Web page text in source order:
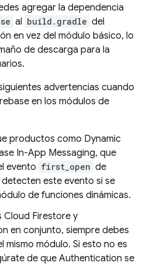
agregar la dependencia
al build.gradle del
en vez del módulo básico, lo
de descarga para la
advertencias cuando
en los módulos de
productos como Dynamic
In-App Messaging, que
evento first_open de
detecten este evento si se
de funciones dinámicas.
Cloud Firestore y
en conjunto, siempre debes
mismo módulo. Si esto no es
de que Authentication se